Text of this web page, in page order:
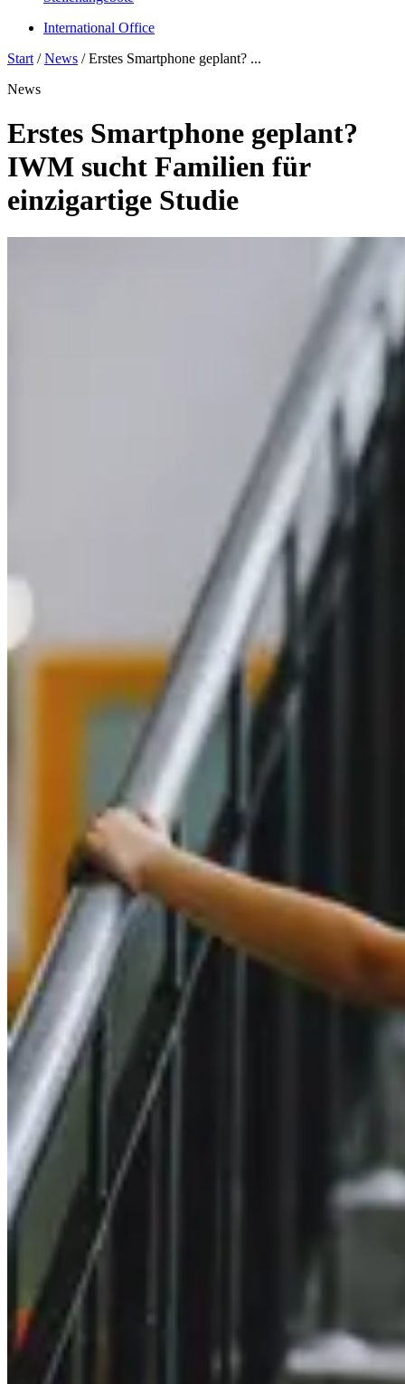
International Office
Start /News /Erstes Smartphone geplant? ...
News
Erstes Smartphone geplant?
IWM sucht Familien für
einzigartige Studie